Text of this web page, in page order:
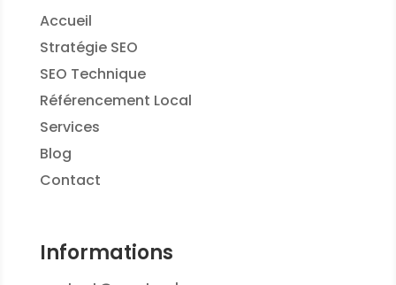
Accueil
Stratégie SEO
SEO Technique
Référencement Local
Services
Blog
Contact
Informations